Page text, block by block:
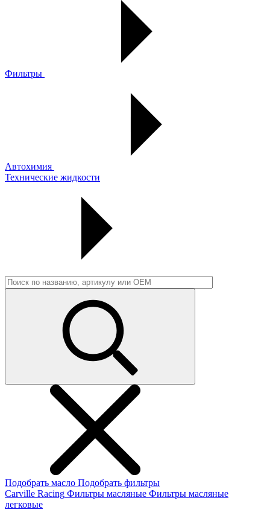
Фильтры
Автохимия
Технические жидкости
Подобрать масло Подобрать фильтры
Carville Racing Фильтры масляные Фильтры масляные
легковые